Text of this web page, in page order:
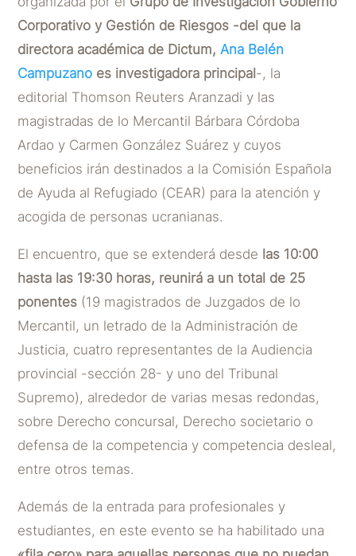
Corporativo y Gestión de Riesgos -del que la
directora académica de Dictum,Ana Belén
Campuzano es investigadora principal-, la
editorial Thomson Reuters Aranzadi y las
magistradas de lo Mercantil Bárbara Córdoba
Ardao y Carmen González Suárez y cuyos
beneficios irán destinados a la Comisión Española
de Ayuda al Refugiado (CEAR) para la atención y
acogida de personas ucranianas.
El encuentro, que se extenderá desde las 10:00
hasta las 19:30 horas, reunirá a un total de 25
ponentes (19 magistrados de Juzgados de lo
Mercantil, un letrado de la Administración de
Justicia, cuatro representantes de la Audiencia
provincial -sección 28- y uno del Tribunal
Supremo), alrededor de varias mesas redondas,
sobre Derecho concursal, Derecho societario o
defensa de la competencia y competencia desleal,
entre otros temas.
Además de la entrada para profesionales y
estudiantes, en este evento se ha habilitado una